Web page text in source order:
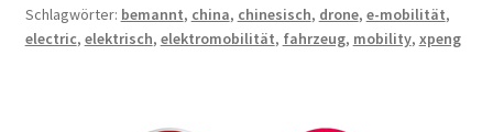
Schlagwörter: bemannt, china, chinesisch, drone, e-mobilität,
electric, elektrisch, elektromobilität, fahrzeug, mobility, xpeng